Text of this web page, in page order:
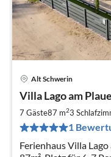
Alt Schwerin
Villa Lago am
7 Gäste87 m23
1
Ferienhaus Villa Lago